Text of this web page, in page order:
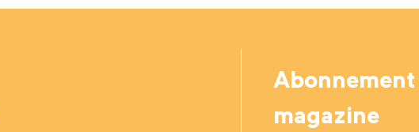
Abonnement
magazine